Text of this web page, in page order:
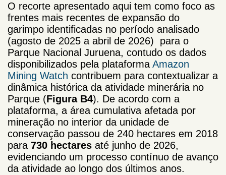
O recorte apresentado aqui tem como foco as
frentes mais recentes de expansão do
garimpo identificadas no período analisado
(agosto de 2025 a abril de 2026) para o
Parque Nacional Juruena, contudo os dados
disponibilizados pela plataforma Amazon
Mining Watch contribuem para contextualizar a
dinâmica histórica da atividade minerária no
Parque (Figura B4). De acordo com a
plataforma, a área cumulativa afetada por
mineração no interior da unidade de
conservação passou de 240 hectares em 2018
para 730 hectares até junho de 2026,
evidenciando um processo contínuo de avanço
da atividade ao longo dos últimos anos.